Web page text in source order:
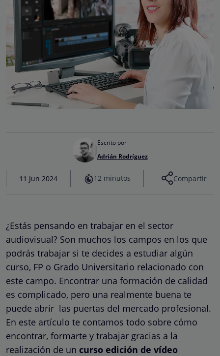
Escrito por
Adrián Rodríguez
11 Jun 2024 12 minutos Compartir
¿Estás pensando en trabajar en el sector
audiovisual? Son muchos los campos en los que
podrás trabajar si te decides a estudiar algún
curso, FP o Grado Universitario relacionado con
este campo. Encontrar una formación de calidad
es complicado, pero una realmente buena te
puede abrir las puertas del mercado profesional.
En este artículo te contamos todo sobre cómo
encontrar, formarte y trabajar gracias a la
realización de un curso edición de vídeo